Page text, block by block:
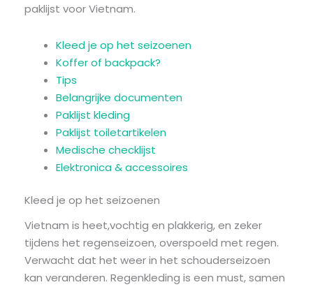
paklijst voor Vietnam.
Kleed je op het seizoenen
Koffer of backpack?
Tips
Belangrijke documenten
Paklijst kleding
Paklijst toiletartikelen
Medische checklijst
Elektronica & accessoires
Kleed je op het seizoenen
Vietnam is heet,vochtig en plakkerig, en zeker
tijdens het regenseizoen, overspoeld met regen.
Verwacht dat het weer in het schouderseizoen
kan veranderen. Regenkleding is een must, samen